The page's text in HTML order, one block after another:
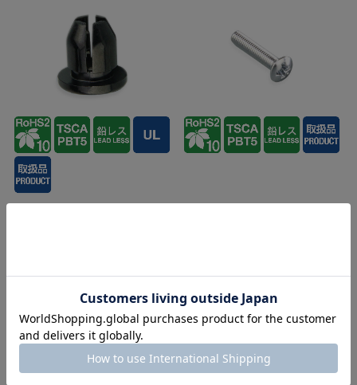
¥17
¥19（税込）
¥16